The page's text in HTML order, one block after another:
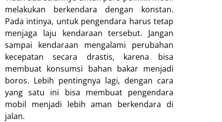
melakukan berkendara dengan konstan.
Pada intinya, untuk pengendara harus tetap
menjaga laju kendaraan tersebut. Jangan
sampai kendaraan mengalami perubahan
kecepatan secara drastis, karena bisa
membuat konsumsi bahan bakar menjadi
boros. Lebih pentingnya lagi, dengan cara
yang satu ini bisa membuat pengendara
mobil menjadi lebih aman berkendara di
jalan.